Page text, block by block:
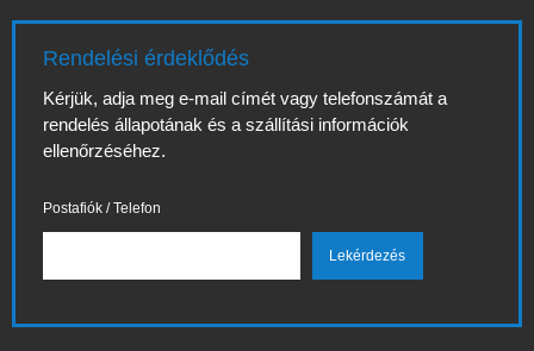
Rendelési érdeklődés
Kérjük, adja meg e-mail címét vagy telefonszámát a
rendelés állapotának és a szállítási információk
ellenőrzéséhez.
Postafiók / Telefon